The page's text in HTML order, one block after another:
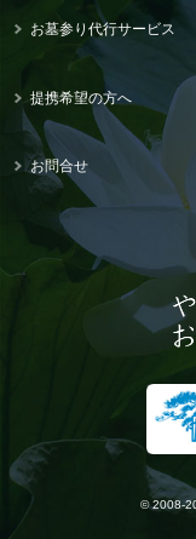
お墓参り代行サービス
提携希望の方へ
お問合せ
© 2008-